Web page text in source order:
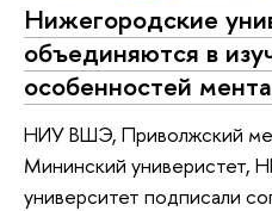
Нижегородские
объединяются в
особенностей
НИУ ВШЭ, Приволжский
Мининский универистет,
университет подписали